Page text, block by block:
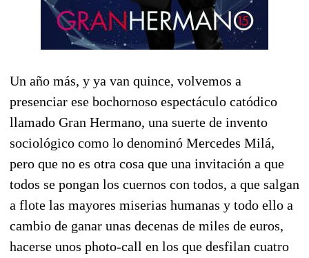
Un año más, y ya van quince, volvemos a
presenciar ese bochornoso espectáculo catódico
llamado Gran Hermano, una suerte de invento
sociológico como lo denominó Mercedes Milá,
pero que no es otra cosa que una invitación a que
todos se pongan los cuernos con todos, a que salgan
a flote las mayores miserias humanas y todo ello a
cambio de ganar unas decenas de miles de euros,
hacerse unos photo-call en los que desfilan cuatro